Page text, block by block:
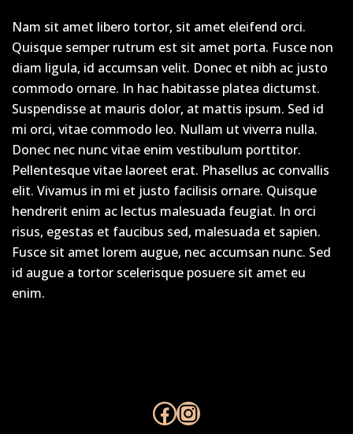
Nam sit amet libero tortor, sit amet eleifend orci.
Quisque semper rutrum est sit amet porta. Fusce non
diam ligula, id accumsan velit. Donec et nibh ac justo
commodo ornare. In hac habitasse platea dictumst.
Suspendisse at mauris dolor, at mattis ipsum. Sed id
mi orci, vitae commodo leo. Nullam ut viverra nulla.
Donec nec nunc vitae enim vestibulum porttitor.
Pellentesque vitae laoreet erat. Phasellus ac convallis
elit. Vivamus in mi et justo facilisis ornare. Quisque
hendrerit enim ac lectus malesuada feugiat. In orci
risus, egestas et faucibus sed, malesuada et sapien.
Fusce sit amet lorem augue, nec accumsan nunc. Sed
id augue a tortor scelerisque posuere sit amet eu
enim.
Facebook
Instagram